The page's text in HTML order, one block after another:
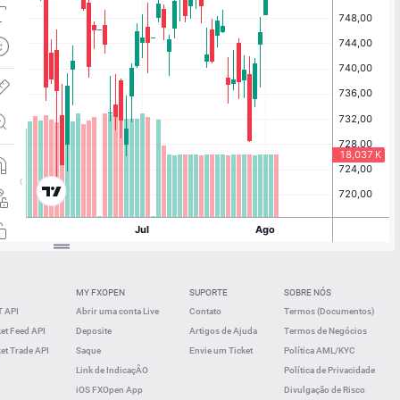
API
Feed API
Trade API
MY FXOPEN
Abrir uma conta Live
Deposite
Saque
Link de IndicaçÂO
iOS FXOpen App
SUPORTE
Contato
Artigos de Ajuda
Envie um Ticket
SOBRE NÓS
Termos (Documentos)
Termos de Negócios
Política AML/KYC
Política de Privacidade
Divulgação de Risco